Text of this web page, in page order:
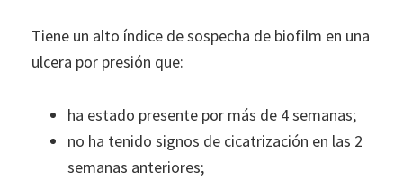
Tiene un alto índice de sospecha de biofilm en una
ulcera por presión que:
ha estado presente por más de 4 semanas;
no ha tenido signos de cicatrización en las 2
semanas anteriores;